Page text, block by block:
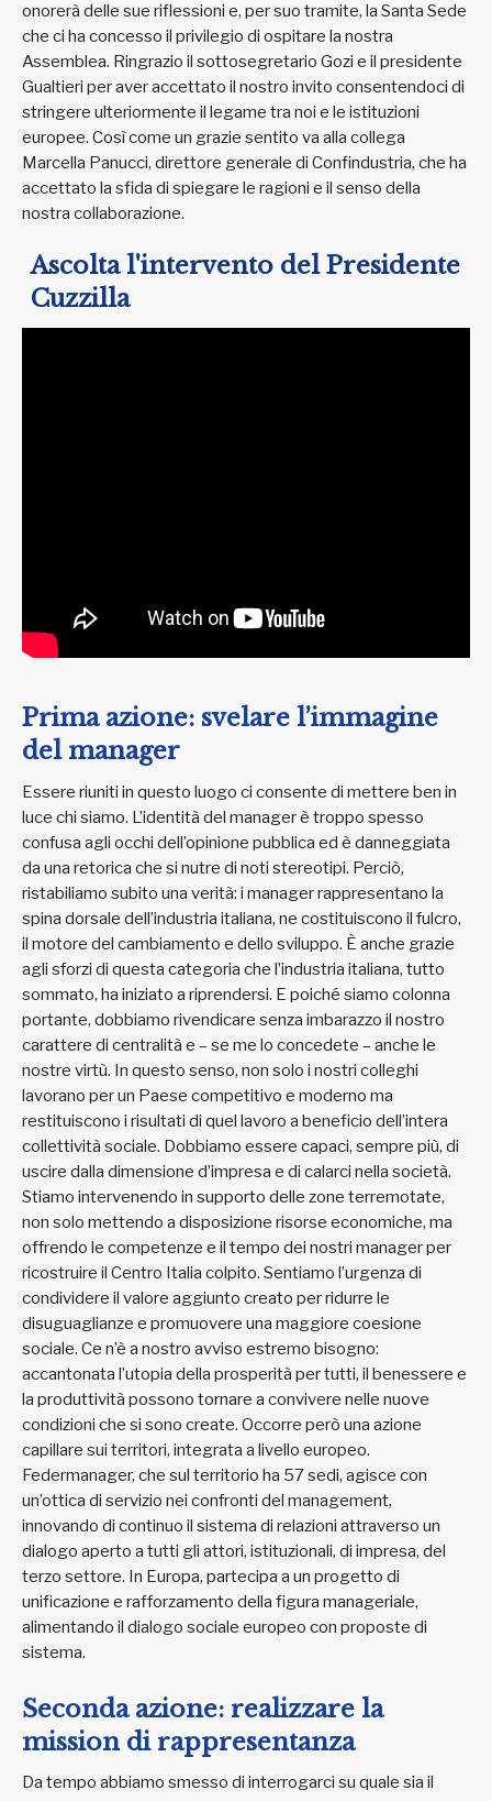
onorerà delle sue riflessioni e, per suo tramite, la Santa Sede
che ci ha concesso il privilegio di ospitare la nostra
Assemblea. Ringrazio il sottosegretario Gozi e il presidente
Gualtieri per aver accettato il nostro invito consentendoci di
stringere ulteriormente il legame tra noi e le istituzioni
europee. Così come un grazie sentito va alla collega
Marcella Panucci, direttore generale di Confindustria, che ha
accettato la sfida di spiegare le ragioni e il senso della
nostra collaborazione.
Ascolta l'intervento del Presidente
Cuzzilla
Prima azione: svelare l’immagine
del manager
Essere riuniti in questo luogo ci consente di mettere ben in
luce chi siamo. L’identità del manager è troppo spesso
confusa agli occhi dell’opinione pubblica ed è danneggiata
da una retorica che si nutre di noti stereotipi. Perciò,
ristabiliamo subito una verità: i manager rappresentano la
spina dorsale dell’industria italiana, ne costituiscono il fulcro,
il motore del cambiamento e dello sviluppo. È anche grazie
agli sforzi di questa categoria che l’industria italiana, tutto
sommato, ha iniziato a riprendersi. E poiché siamo colonna
portante, dobbiamo rivendicare senza imbarazzo il nostro
carattere di centralità e – se me lo concedete – anche le
nostre virtù. In questo senso, non solo i nostri colleghi
lavorano per un Paese competitivo e moderno ma
restituiscono i risultati di quel lavoro a beneficio dell’intera
collettività sociale. Dobbiamo essere capaci, sempre più, di
uscire dalla dimensione d’impresa e di calarci nella società.
Stiamo intervenendo in supporto delle zone terremotate,
non solo mettendo a disposizione risorse economiche, ma
offrendo le competenze e il tempo dei nostri manager per
ricostruire il Centro Italia colpito. Sentiamo l’urgenza di
condividere il valore aggiunto creato per ridurre le
disuguaglianze e promuovere una maggiore coesione
sociale. Ce n’è a nostro avviso estremo bisogno:
accantonata l’utopia della prosperità per tutti, il benessere e
la produttività possono tornare a convivere nelle nuove
condizioni che si sono create. Occorre però una azione
capillare sui territori, integrata a livello europeo.
Federmanager, che sul territorio ha 57 sedi, agisce con
un’ottica di servizio nei confronti del management,
innovando di continuo il sistema di relazioni attraverso un
dialogo aperto a tutti gli attori, istituzionali, di impresa, del
terzo settore. In Europa, partecipa a un progetto di
unificazione e rafforzamento della figura manageriale,
alimentando il dialogo sociale europeo con proposte di
sistema.
Seconda azione: realizzare la
mission di rappresentanza
Da tempo abbiamo smesso di interrogarci su quale sia il